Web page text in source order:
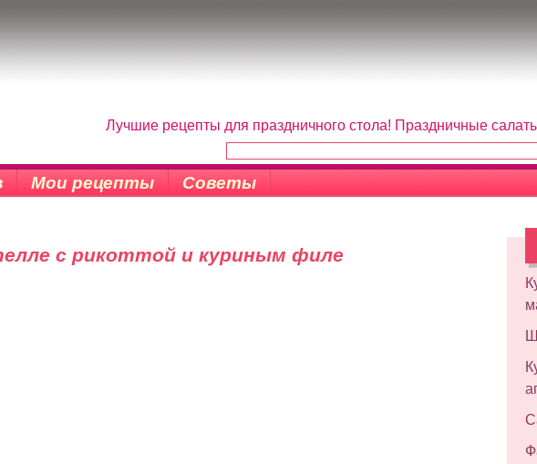
Лучшие рецепты для праздничного стола! Праздничные
Мои рецепты Советы
с рикоттой и куриным филе